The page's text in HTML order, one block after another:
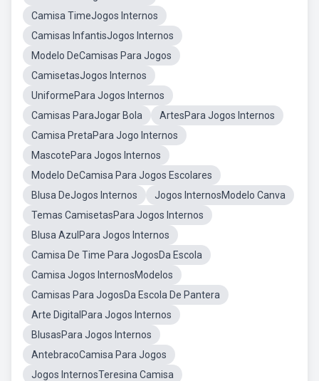
Camisa TimeJogos Internos
Camisas InfantisJogos Internos
Modelo DeCamisas Para Jogos
CamisetasJogos Internos
UniformePara Jogos Internos
Camisas ParaJogar Bola
ArtesPara Jogos Internos
Camisa PretaPara Jogo Internos
MascotePara Jogos Internos
Modelo DeCamisa Para Jogos Escolares
Blusa DeJogos Internos
Jogos InternosModelo Canva
Temas CamisetasPara Jogos Internos
Blusa AzulPara Jogos Internos
Camisa De Time Para JogosDa Escola
Camisa Jogos InternosModelos
Camisas Para JogosDa Escola De Pantera
Arte DigitalPara Jogos Internos
BlusasPara Jogos Internos
AntebracoCamisa Para Jogos
Jogos InternosTeresina Camisa